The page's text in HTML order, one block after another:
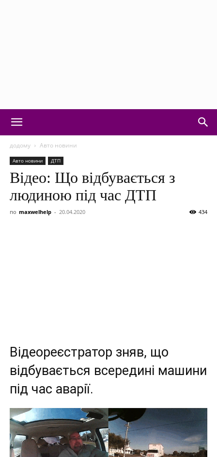
новини
огляди
додому Авто новини
Авто новини ДТП
Відео: Що відбувається з
людиною під час ДТП
по maxwelhelp - 20.04.2020 434
Відеореєстратор зняв, що
відбувається всередині машини
під час аварії.